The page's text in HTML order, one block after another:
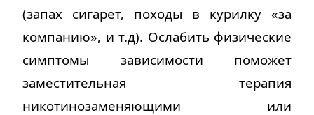
(запах сигарет, походы в курилку «за
компанию», и т.д). Ослабить физические
симптомы зависимости поможет
заместительная терапия
никотинозаменяющими или